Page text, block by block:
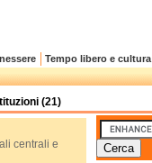
Tempo libero e cultura
(21)
centrali e